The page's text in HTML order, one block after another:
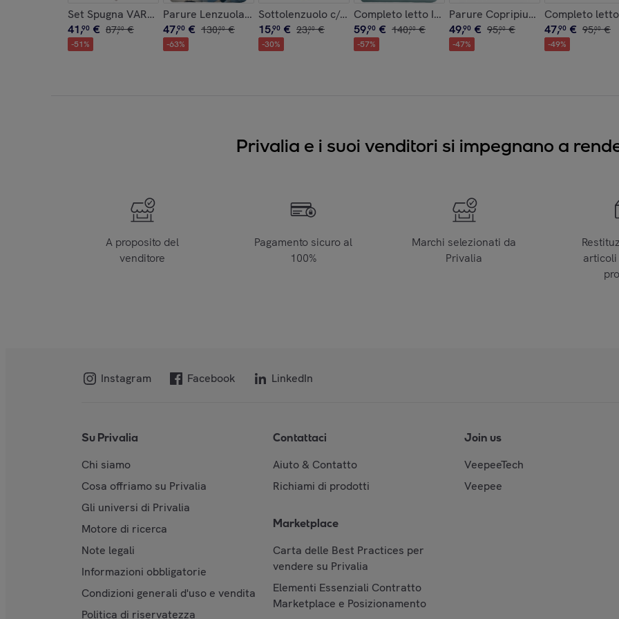
Set Spugna VARAZZE 5 Pezzi: 2 Viso+2 Ospite + 1 Telo Bagno - 450 gr/mÂ² - 100% Puro Cotone
41,90 € 87,00 €
-51%
Parure Lenzuola 2 Piazze IPERSAN fotografico Fine-Art Astratto
47,90 € 130,00 €
-63%
Sottolenzuolo c/angoli IPERSAN Avio
15,90 € 23,00 €
-30%
Completo letto IPERSAN doppia balza RASO 2
59,90 € 140,00 €
-57%
Parure Copripiumino 2 Piazze
49,90 € 95,00 €
-47%
Completo
47,90 € 95,00 €
-49%
Privalia e i suoi venditori si impegnano a
A proposito del
venditore
Pagamento sicuro al
100%
Marchi selezionati da
Privalia
articoli
Instagram Facebook LinkedIn
Su Privalia
Chi siamo
Cosa offriamo su Privalia
Gli universi di Privalia
Motore di ricerca
Note legali
Informazioni obbligatorie
Condizioni generali d'uso e vendita
Politica di riservatezza
Contattaci
Aiuto & Contatto
Richiami di prodotti
Marketplace
Carta delle Best Practices per
vendere su Privalia
Elementi Essenziali Contratto
Marketplace e Posizionamento
Join us
VeepeeTech
Veepee